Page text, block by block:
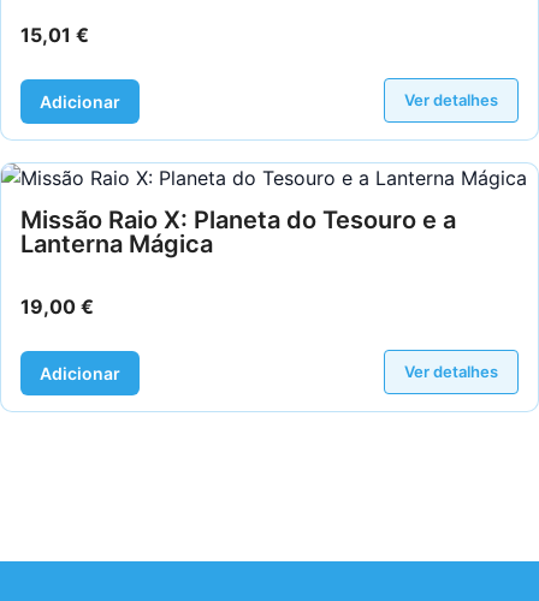
15,01 €
Adicionar Ver detalhes
Missão Raio X: Planeta do Tesouro e a
Lanterna Mágica
19,00 €
Adicionar Ver detalhes